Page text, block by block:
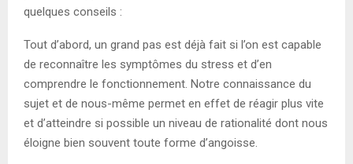
quelques conseils :
Tout d’abord, un grand pas est déjà fait si l’on est capable
de reconnaître les symptômes du stress et d’en
comprendre le fonctionnement. Notre connaissance du
sujet et de nous-même permet en effet de réagir plus vite
et d’atteindre si possible un niveau de rationalité dont nous
éloigne bien souvent toute forme d’angoisse.